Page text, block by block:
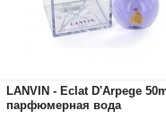
LANVIN - Eclat D'Arpege
парфюмерная вода